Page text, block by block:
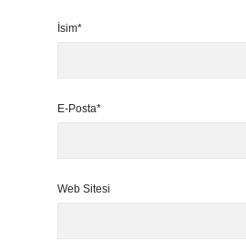
İsim*
E-Posta*
Web Sitesi